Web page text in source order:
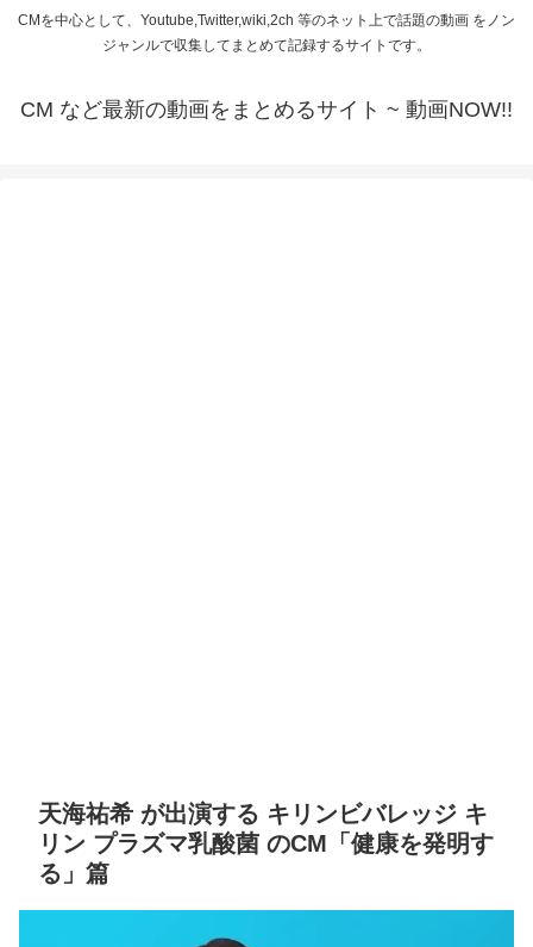
CMを中心として、Youtube,Twitter,wiki,2ch 等のネット上で話題の動画 をノン
ジャンルで収集してまとめて記録するサイトです。
CM など最新の動画をまとめるサイト ~ 動画NOW!!
天海祐希 が出演する キリンビバレッジ キ
リン プラズマ乳酸菌 のCM「健康を発明す
る」篇